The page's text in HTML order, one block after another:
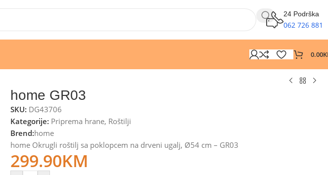
24 Podrška
062 726 881
0.00
home GR03
SKU: DG43706
Kategorije: Priprema hrane, Roštilji
Brend:home
home Okrugli roštilj sa poklopcem na drveni ugalj, Ø54 cm – GR03
299.90KM